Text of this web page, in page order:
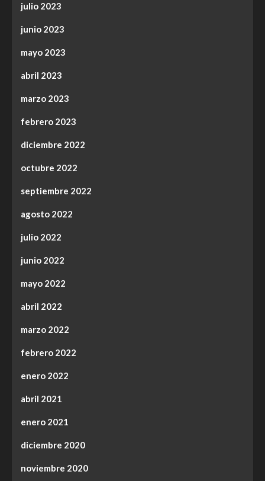
julio 2023
junio 2023
mayo 2023
abril 2023
marzo 2023
febrero 2023
diciembre 2022
octubre 2022
septiembre 2022
agosto 2022
julio 2022
junio 2022
mayo 2022
abril 2022
marzo 2022
febrero 2022
enero 2022
abril 2021
enero 2021
diciembre 2020
noviembre 2020